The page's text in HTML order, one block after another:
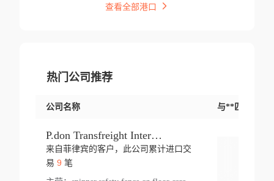
查看全部港口
热门公司推荐
公司名称 与**匹配交易
P.don Transfreight International
来自菲律宾的客户，此公司累计进口交
易 9 笔